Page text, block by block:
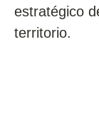
estratégico
territorio.